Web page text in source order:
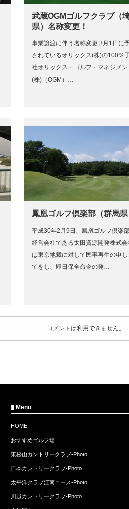
武蔵OGMゴルフクラブ（
県）名称変更！
事業譲渡に伴う名称変更 3月1日に
されているオリックス(株)の100％
社オリックス・ゴルフ・マネジメン
(株)（OGM）…
鳳凰ゴルフ倶楽部（群馬県
平成30年2月9日、鳳凰ゴルフ倶楽
経営会社である太田資源開発株式会
は東京地裁に対して民事再生の申し
てをし、即日保全命令の発…
コメントは利用できません。
▮ Menu
HOME
おすすめゴルフ場
東松山カントリークラブ-Photo
日本カントリークラブ-Photo
太平洋クラブ江南コース-Photo
川越カントリークラブ-Photo